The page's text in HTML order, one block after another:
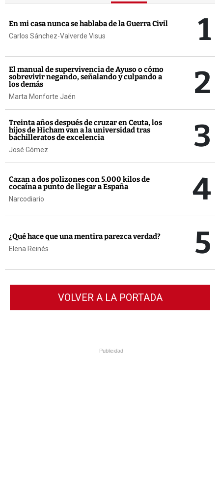
En mi casa nunca se hablaba de la Guerra Civil
Carlos Sánchez-Valverde Visus 1
El manual de supervivencia de Ayuso o cómo
sobrevivir negando, señalando y culpando a
los demás
Marta Monforte Jaén 2
Treinta años después de cruzar en Ceuta, los
hijos de Hicham van a la universidad tras
bachilleratos de excelencia
José Gómez 3
Cazan a dos polizones con 5.000 kilos de
cocaína a punto de llegar a España
Narcodiario 4
¿Qué hace que una mentira parezca verdad?
Elena Reinés 5
VOLVER A LA PORTADA
Publicidad